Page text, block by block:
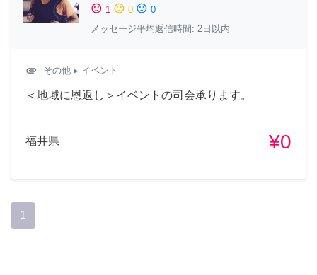
sentiment_satisfied 1 sentiment_neutral 0 sentiment_dissatisfied 0
メッセージ平均返信時間: 2日以内
attachment その他 ▸ イベント
＜地域に恩返し＞イベントの司会承ります。
福井県 ¥0
1